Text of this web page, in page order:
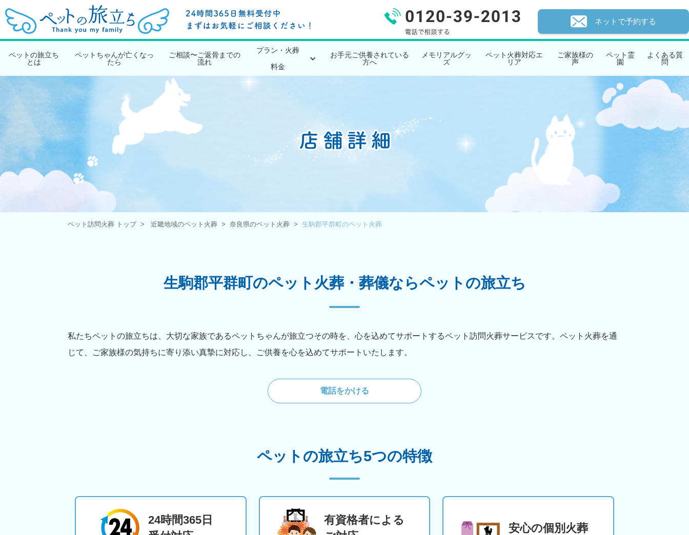
ネットで予約する
ペットの旅立ち
とは
ペットちゃんが亡くなっ
たら
ご相談〜ご返骨までの
流れ
プラン・火葬
料金
お手元ご供養されている
方へ
メモリアルグッ
ズ
ペット火葬対応エ
リア
ご家族様の
声
ペット霊
園
よくある質
問
ペット訪問火葬 トップ 近畿地域のペット火葬 奈良県のペット火葬 生駒郡平群町のペット火葬
生駒郡平群町のペット火葬・葬儀ならペットの旅立ち
私たちペットの旅立ちは、大切な家族であるペットちゃんが旅立つその時を、心を込めてサポートするペット訪問火葬サービスです。ペット火葬を通
じて、ご家族様の気持ちに寄り添い真摯に対応し、ご供養を心を込めてサポートいたします。
電話をかける
ペットの旅立ち5つの特徴
24時間365日
有資格者による
安心の個別火葬